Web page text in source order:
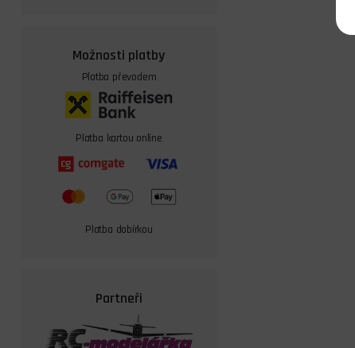
Možnosti platby
Platba převodem
Platba kartou online
Platba dobírkou
Partneři